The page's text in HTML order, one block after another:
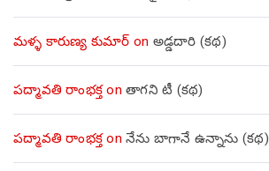
మళ్ళ కారుణ్య కుమార్ on అడ్డదారి (కథ)
పద్మావతి రాంభక్తon తాగని టీ (కథ)
పద్మావతి రాంభక్తon నేను బాగానే ఉన్నాను (క‌థ‌)